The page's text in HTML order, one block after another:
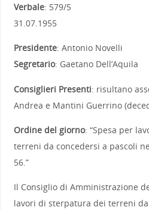
Verbale:
31.07.1955
Presidente: Antonio
Segretario: Gaetano Dell’Aquila
Consiglieri Presenti: risultano
Andrea e Mantini Guerrino
Ordine del giorno: “Spesa per
terreni da concedersi a pascoli
56.”
Il Consiglio di Amministrazione
lavori di sterpatura dei terreni